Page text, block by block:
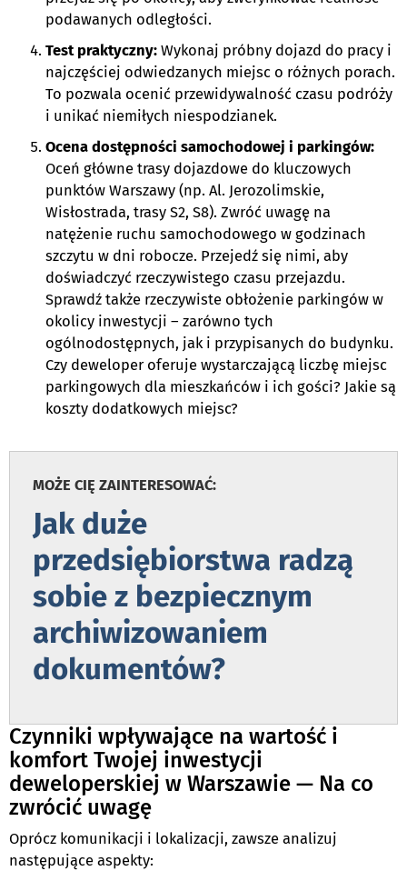
podawanych odległości.
Test praktyczny: Wykonaj próbny dojazd do pracy i
najczęściej odwiedzanych miejsc o różnych porach.
To pozwala ocenić przewidywalność czasu podróży
i unikać niemiłych niespodzianek.
Ocena dostępności samochodowej i parkingów:
Oceń główne trasy dojazdowe do kluczowych
punktów Warszawy (np. Al. Jerozolimskie,
Wisłostrada, trasy S2, S8). Zwróć uwagę na
natężenie ruchu samochodowego w godzinach
szczytu w dni robocze. Przejedź się nimi, aby
doświadczyć rzeczywistego czasu przejazdu.
Sprawdź także rzeczywiste obłożenie parkingów w
okolicy inwestycji – zarówno tych
ogólnodostępnych, jak i przypisanych do budynku.
Czy deweloper oferuje wystarczającą liczbę miejsc
parkingowych dla mieszkańców i ich gości? Jakie są
koszty dodatkowych miejsc?
MOŻE CIĘ ZAINTERESOWAĆ:
Jak duże
przedsiębiorstwa radzą
sobie z bezpiecznym
archiwizowaniem
dokumentów?
Czynniki wpływające na wartość i
komfort Twojej inwestycji
deweloperskiej w Warszawie — Na co
zwrócić uwagę
Oprócz komunikacji i lokalizacji, zawsze analizuj
następujące aspekty: